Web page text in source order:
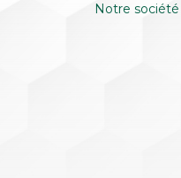
Notre société